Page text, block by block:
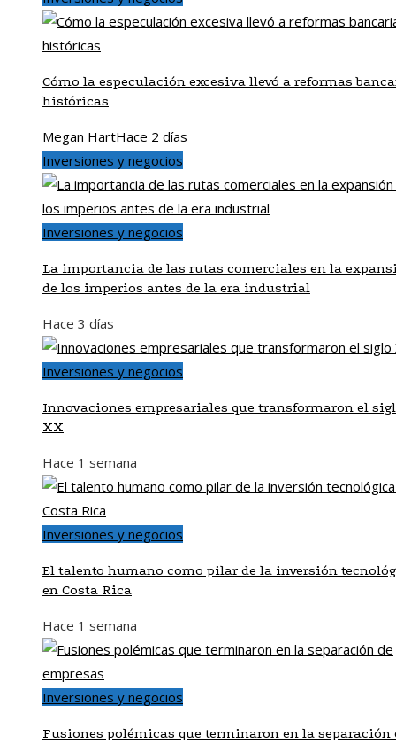
Cómo la especulación excesiva llevó a reformas
históricas
Megan HartHace 2 días
Inversiones y negocios
Inversiones y negocios
La importancia de las rutas comerciales en la
de los imperios antes de la era industrial
Hace 3 días
Inversiones y negocios
Innovaciones empresariales que transformaron el
XX
Hace 1 semana
Inversiones y negocios
El talento humano como pilar de la inversión
en Costa Rica
Hace 1 semana
Inversiones y negocios
Fusiones polémicas que terminaron en la separación